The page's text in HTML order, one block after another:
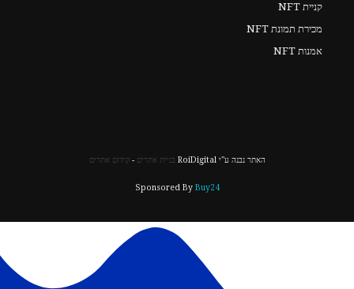
קניית NFT
מכירת תמונת NFT
אמנות NFT
האתר נבנה ע"י RoiDigital בניית אתרים -קידום אתרים
Sponsored By Buy24